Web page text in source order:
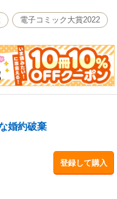
電子コミック大賞2022
婚約破棄
登録して購入